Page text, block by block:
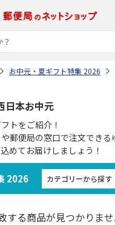
お中元・夏ギフト特集 2026
本お中元
トをご紹介！
郵便局の窓口で注文できる
めてお届けしましょう！
2026 カテゴリーから探す
する商品が見つかりませ